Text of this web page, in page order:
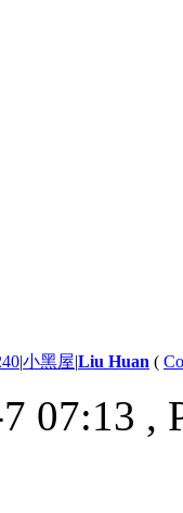
|小黑屋|Liu Huan (
07:13 ,